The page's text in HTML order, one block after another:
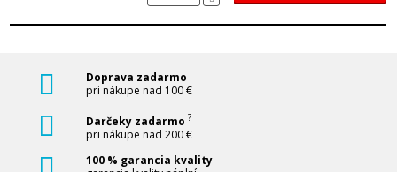
Doprava zadarmo
pri nákupe nad 100 €
Darčeky zadarmo ?
pri nákupe nad 200 €
100 % garancia kvality